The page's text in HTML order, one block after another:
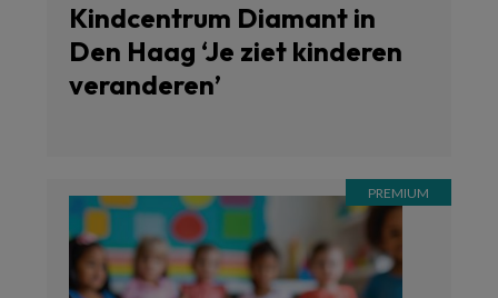
Kindcentrum Diamant in
Den Haag ‘Je ziet kinderen
veranderen’